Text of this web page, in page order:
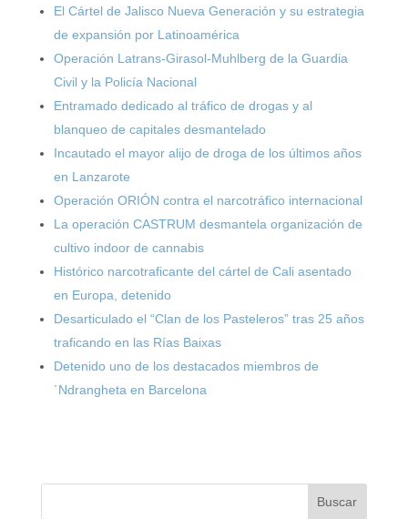
El Cártel de Jalisco Nueva Generación y su estrategia
de expansión por Latinoamérica
Operación Latrans-Girasol-Muhlberg de la Guardia
Civil y la Policía Nacional
Entramado dedicado al tráfico de drogas y al
blanqueo de capitales desmantelado
Incautado el mayor alijo de droga de los últimos años
en Lanzarote
Operación ORIÓN contra el narcotráfico internacional
La operación CASTRUM desmantela organización de
cultivo indoor de cannabis
Histórico narcotraficante del cártel de Cali asentado
en Europa, detenido
Desarticulado el “Clan de los Pasteleros” tras 25 años
traficando en las Rías Baixas
Detenido uno de los destacados miembros de
´Ndrangheta en Barcelona